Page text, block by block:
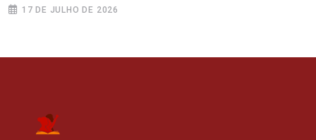
17 DE JULHO DE 2026